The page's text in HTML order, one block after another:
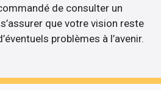
de consulter un
que votre vision reste
problèmes à l’avenir.